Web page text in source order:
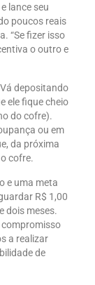
lance seu
poucos reais
“Se fizer isso
o outro e
depositando
ele fique cheio
do cofre).
ou em
da próxima
cofre.
e uma meta
R$ 1,00
dois meses.
compromisso
a realizar
de